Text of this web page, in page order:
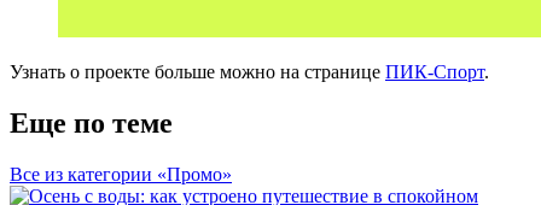
Узнать о проекте больше можно на странице ПИК-Спорт.
Еще по теме
Все из категории «Промо»